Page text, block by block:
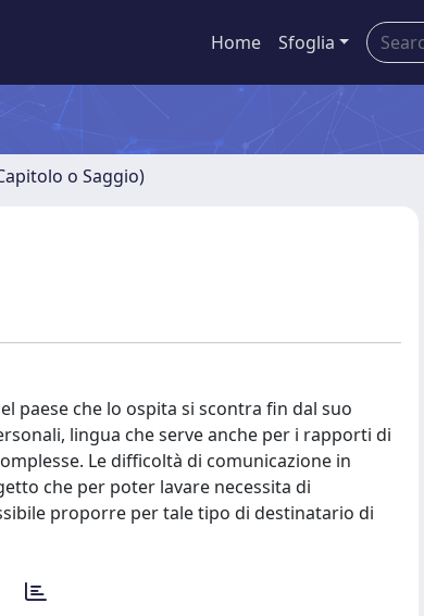
Home Sfoglia
o Saggio)
paese che lo ospita si scontra fin dal suo
lingua che serve anche per i rapporti di
Le difficoltà di comunicazione in
che per poter lavare necessita di
proporre per tale tipo di destinatario di